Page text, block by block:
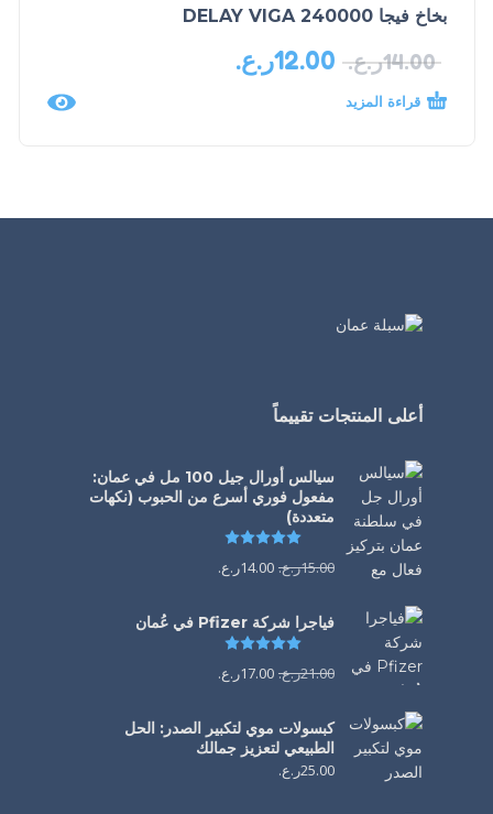
بخاخ فيجا DELAY VIGA 240000
14.00ر.ع. 12.00ر.ع.
قراءة المزيد
أعلى المنتجات تقييماً
سيالس أورال جيل 100 مل في عمان:
مفعول فوري أسرع من الحبوب (نكهات
متعددة)
15.00ر.ع. 14.00ر.ع.
فياجرا شركة Pfizer في عُمان
21.00ر.ع. 17.00ر.ع.
كبسولات موي لتكبير الصدر: الحل
الطبيعي لتعزيز جمالك
25.00ر.ع.